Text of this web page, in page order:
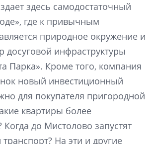
здесь самодостаточный
где к привычным
природное окружение и
инфраструктуры
Парка». Кроме того, компания
новый инвестиционный
для покупателя пригородной
квартиры более
Когда до Мистолово запустят
На эти и другие